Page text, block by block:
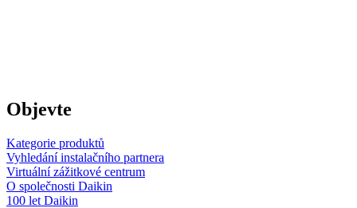
Objevte
Kategorie produktů
Vyhledání instalačního partnera
Virtuální zážitkové centrum
O společnosti Daikin
100 let Daikin